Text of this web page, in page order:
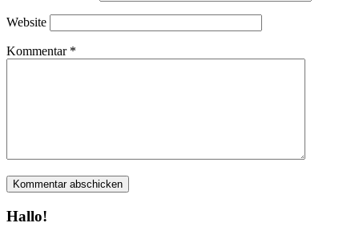
Website
Kommentar *
Hallo!